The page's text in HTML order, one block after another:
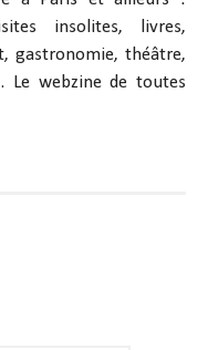
insolites, livres,
gastronomie, théâtre,
Le webzine de toutes